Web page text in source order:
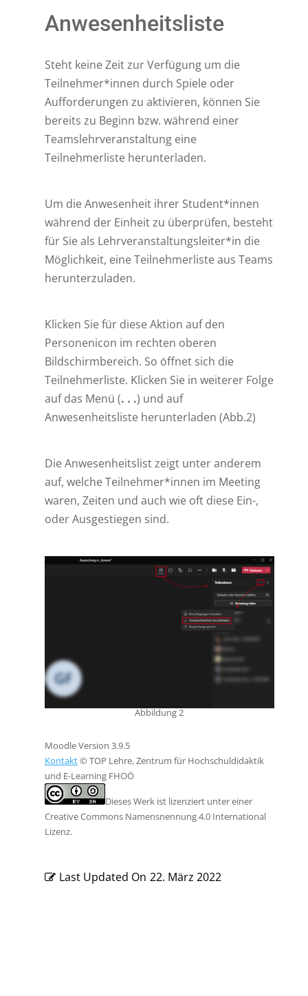
Anwesenheitsliste
Steht keine Zeit zur Verfügung um die
Teilnehmer*innen durch Spiele oder
Aufforderungen zu aktivieren, können Sie
bereits zu Beginn bzw. während einer
Teamslehrveranstaltung eine
Teilnehmerliste herunterladen.
Um die Anwesenheit ihrer Student*innen
während der Einheit zu überprüfen, besteht
für Sie als Lehrveranstaltungsleiter*in die
Möglichkeit, eine Teilnehmerliste aus Teams
herunterzuladen.
Klicken Sie für diese Aktion auf den
Personenicon im rechten oberen
Bildschirmbereich. So öffnet sich die
Teilnehmerliste. Klicken Sie in weiterer Folge
auf das Menü (. . .) und auf
Anwesenheitsliste herunterladen (Abb.2)
Die Anwesenheitslist zeigt unter anderem
auf, welche Teilnehmer*innen im Meeting
waren, Zeiten und auch wie oft diese Ein-,
oder Ausgestiegen sind.
Abbildung 2
Moodle Version 3.9.5
Kontakt© TOP Lehre, Zentrum für Hochschuldidaktik
und E-Learning FHOÖ
Dieses Werk ist lizenziert unter einer
Creative Commons Namensnennung 4.0 International
Lizenz.
Last Updated On 22. März 2022